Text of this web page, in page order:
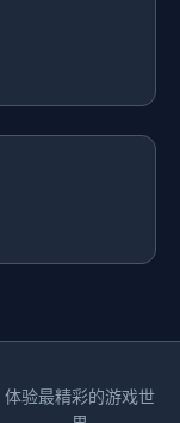
体验最精彩的游戏世